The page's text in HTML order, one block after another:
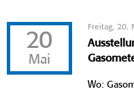
20
Mai
Freitag, 20.
Wo: